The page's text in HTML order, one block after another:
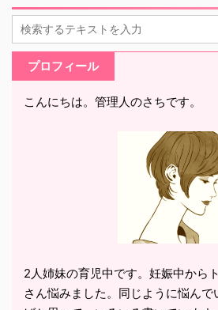
プロフィール
こんにちは。管理人のさちです。
2人姉妹の育児中です。妊娠中から
さん悩みました。同じように悩ん